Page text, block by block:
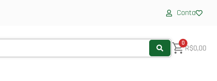
Conta
0R$0,00